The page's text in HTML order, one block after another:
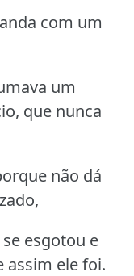
com um
um
que nunca
não dá
esgotou e
assim ele foi.